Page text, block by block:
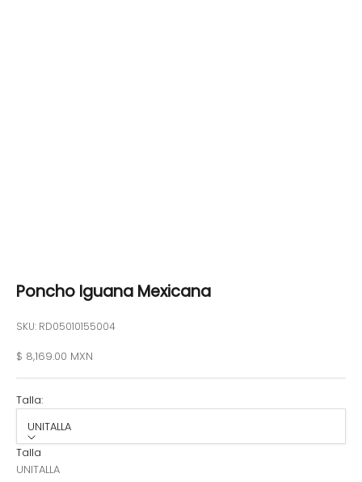
Poncho Iguana Mexicana
SKU: RD05010155004
Precio de oferta
$ 8,169.00 MXN
Talla:
UNITALLA
Talla
UNITALLA